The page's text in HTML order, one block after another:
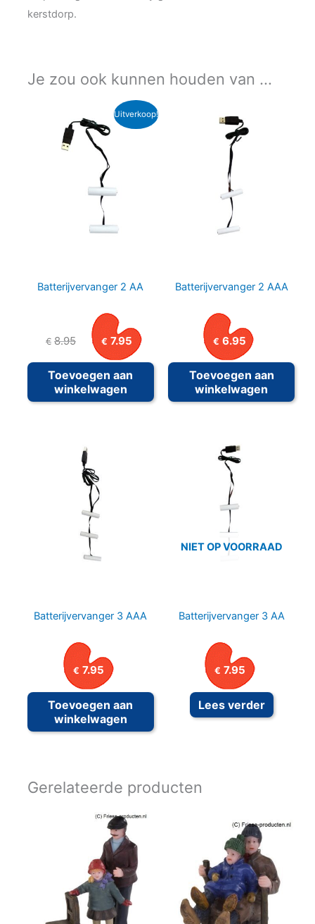
kerstdorp.
Je zou ook kunnen houden van …
Uitverkoop!
Batterijvervanger 2 AA
€ 8.95
Oorspronkelijke
prijs
was:
€8.95.
€ 7.95
is:
Toevoegen aan
winkelwagen
Batterijvervanger 2 AAA
€ 6.95
Toevoegen aan
winkelwagen
Batterijvervanger 3 AAA
€ 7.95
Toevoegen aan
winkelwagen
NIET OP VOORRAAD
Batterijvervanger 3 AA
€ 7.95
Lees verder
Gerelateerde producten